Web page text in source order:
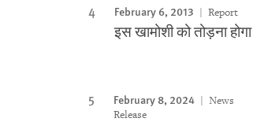
February 6, 2013 Report
इस खामोशी को तोड़ना होगा
February 8, 2024
News
Release